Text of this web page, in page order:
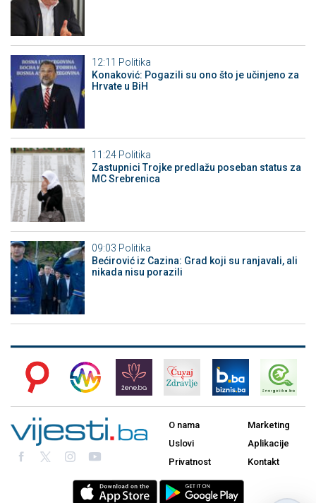
12:11 Politika
Konaković: Pogazili su ono što je učinjeno za
Hrvate u BiH
11:24 Politika
Zastupnici Trojke predlažu poseban status za
MC Srebrenica
09:03 Politika
Bećirović iz Cazina: Grad koji su ranjavali, ali
nikada nisu porazili
O nama
Uslovi
Privatnost
Marketing
Aplikacije
Kontakt